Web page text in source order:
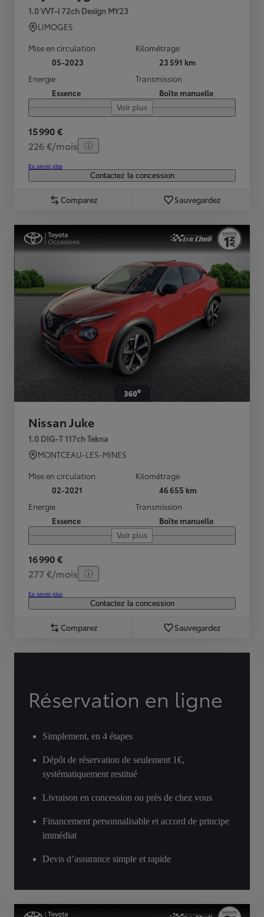
1.0 VVT-i 72ch Design MY23
LIMOGES
Mise en circulation
05-2023
Kilométrage
23 591 km
Energie
Essence
Transmission
Boîte manuelle
Voir plus
15 990 €
226 €/mois
En savoir plus
Contactez la concession
Comparez Sauvegardez
Nissan Juke
1.0 DIG-T 117ch Tekna
MONTCEAU-LES-MINES
Mise en circulation
02-2021
Kilométrage
46 655 km
Energie
Essence
Transmission
Boîte manuelle
Voir plus
16 990 €
277 €/mois
En savoir plus
Contactez la concession
Comparez Sauvegardez
Réservation en ligne
Simplement, en 4 étapes
Dépôt de réservation de seulement 1€,
systématiquement restitué
Livraison en concession ou près de chez vous
Financement personnalisable et accord de principe
immédiat
Devis d’assurance simple et rapide